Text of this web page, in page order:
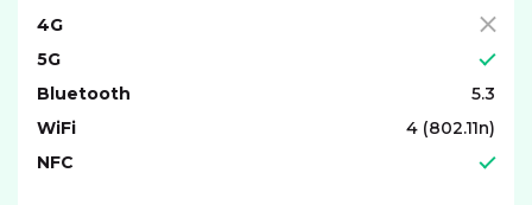
4G
5G
Bluetooth
5.3
WiFi
4 (802.11n)
NFC